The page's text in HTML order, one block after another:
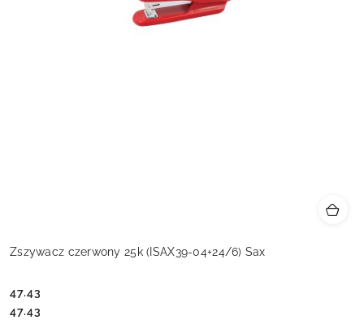
Zszywacz czerwony 25k (ISAX39-04+24/6) Sax
Cena:
47.43
Cena:
47.43